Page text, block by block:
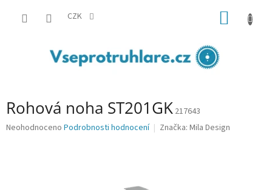
CZK
Rohová noha ST201GK 217643
Průměrné
Neohodnoceno Podrobnosti hodnocení Značka: Mila Design